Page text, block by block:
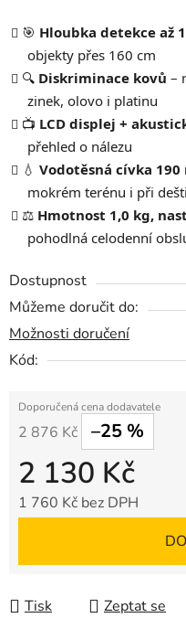
🎯 Hloubka detekce až
objekty přes 160 cm
🔍 Diskriminace kovů –
zinek, olovo i platinu
📺 LCD displej +
přehled o nálezu
💧 Vodotěsná cívka 190
mokrém terénu i při dešti
⚖️ Hmotnost 1,0 kg,
pohodlná celodenní
Dostupnost
Můžeme doručit do:
Možnosti doručení
Kód:
2 876 Kč –25 %
2 130 Kč
1 760 Kč bez DPH
Tisk Zeptat se